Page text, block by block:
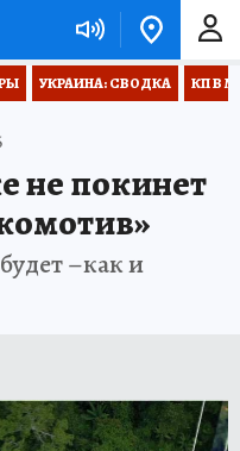
УКРАИНА: СВОДКА КП В
не покинет
–как и